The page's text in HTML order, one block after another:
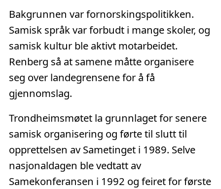
Bakgrunnen var fornorskingspolitikken.
Samisk språk var forbudt i mange skoler, og
samisk kultur ble aktivt motarbeidet.
Renberg så at samene måtte organisere
seg over landegrensene for å få
gjennomslag.
Trondheimsmøtet la grunnlaget for senere
samisk organisering og førte til slutt til
opprettelsen av Sametinget i 1989. Selve
nasjonaldagen ble vedtatt av
Samekonferansen i 1992 og feiret for første